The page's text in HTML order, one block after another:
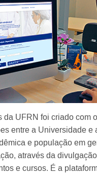
da UFRN foi criado com
entre a Universidade e
e população em
através da
e cursos. É a